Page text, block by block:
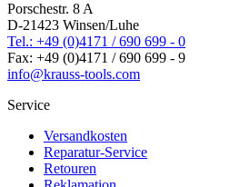
Porschestr. 8 A
D-21423 Winsen/Luhe
Tel.: +49 (0)4171 / 690 699 - 0
Fax: +49 (0)4171 / 690 699 - 9
info@krauss-tools.com
Service
Versandkosten
Reparatur-Service
Retouren